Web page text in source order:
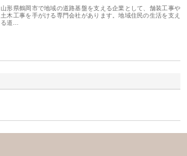
山形県鶴岡市で地域の道路基盤を支える企業として、舗装工事や
土木工事を手がける専門会社があります。地域住民の生活を支え
る道…